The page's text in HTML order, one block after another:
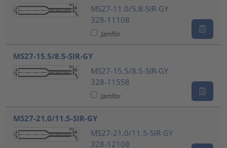
MS27-11.0/5.8-SIR-GY
328-11108
Jämför
MS27-15.5/8.5-SIR-GY
MS27-15.5/8.5-SIR-GY
328-11558
Jämför
MS27-21.0/11.5-SIR-GY
MS27-21.0/11.5-SIR-GY
328-12108